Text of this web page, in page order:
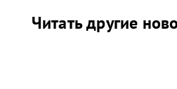
Читать другие